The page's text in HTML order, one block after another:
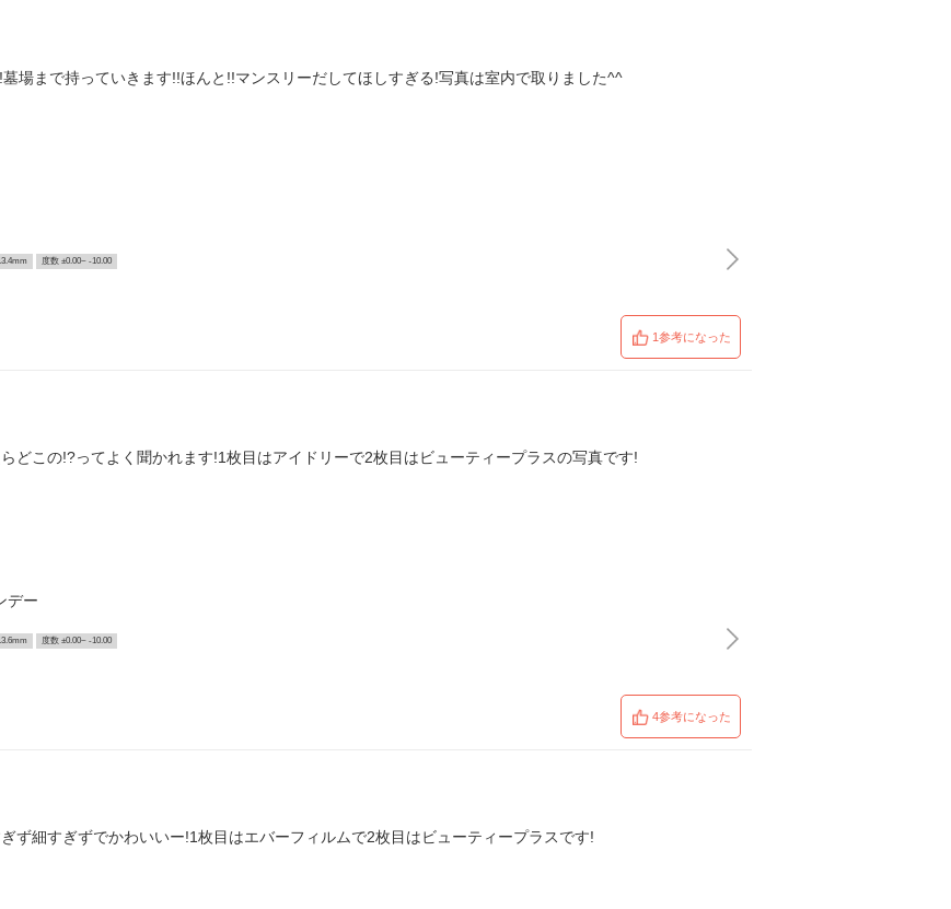
場まで持っていきます!!ほんと!!マンスリーだしてほしすぎる!写真は室内で取りました^^
度数 ±0.00~ -10.00
1参考になった
どこの!?ってよく聞かれます!1枚目はアイドリーで2枚目はビューティープラスの写真です!
デー
度数 ±0.00~ -10.00
4参考になった
ず細すぎずでかわいいー!1枚目はエバーフィルムで2枚目はビューティープラスです!